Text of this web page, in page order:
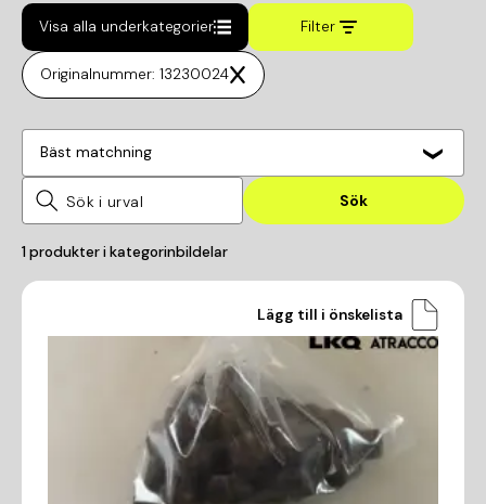
Visa alla underkategorier Filter
Originalnummer: 13230024
Bäst matchning
Sök
1produkter i kategorinbildelar
Lägg till i önskelista